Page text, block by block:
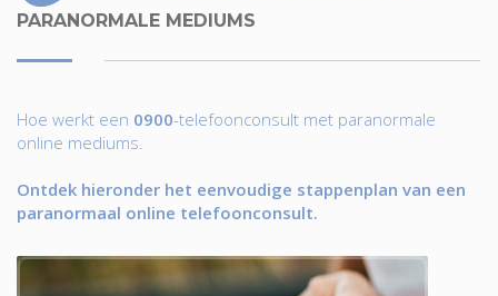
PARANORMALE MEDIUMS
Hoe werkt een 0900-telefoonconsult met paranormale
online mediums.
Ontdek hieronder het eenvoudige stappenplan van een
paranormaal online telefoonconsult.